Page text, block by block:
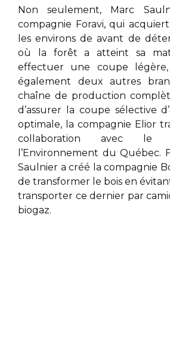
Non seulement, Marc
compagnie Foravi, qui
les environs deavant de
où la forêt a atteint sa
effectuer une coupe
également deux autres
chaîne de production
d’assurer la coupe sélective
optimale, la compagnie Elior
collaboration avec le
l’Environnement du Québec.
Saulnier a créé la compagnie
de transformer le bois en
transporter ce dernier par
biogaz.